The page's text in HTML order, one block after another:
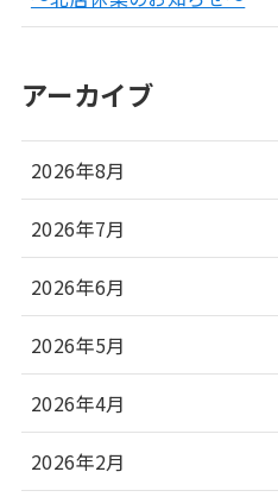
アーカイブ
2026年8月
2026年7月
2026年6月
2026年5月
2026年4月
2026年2月